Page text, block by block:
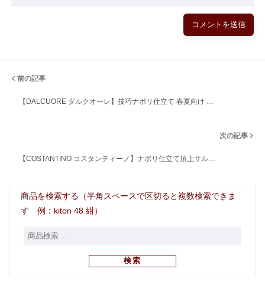
前の記事
【DALCUORE ダルクオーレ】技巧ナポリ仕立て 春夏向け …
次の記事
【COSTANTINO コスタンティーノ】ナポリ仕立て頂上サル…
商品を検索する（半角スペースで区切ると複数検索できま
す 例：kiton 48 紺）
検索